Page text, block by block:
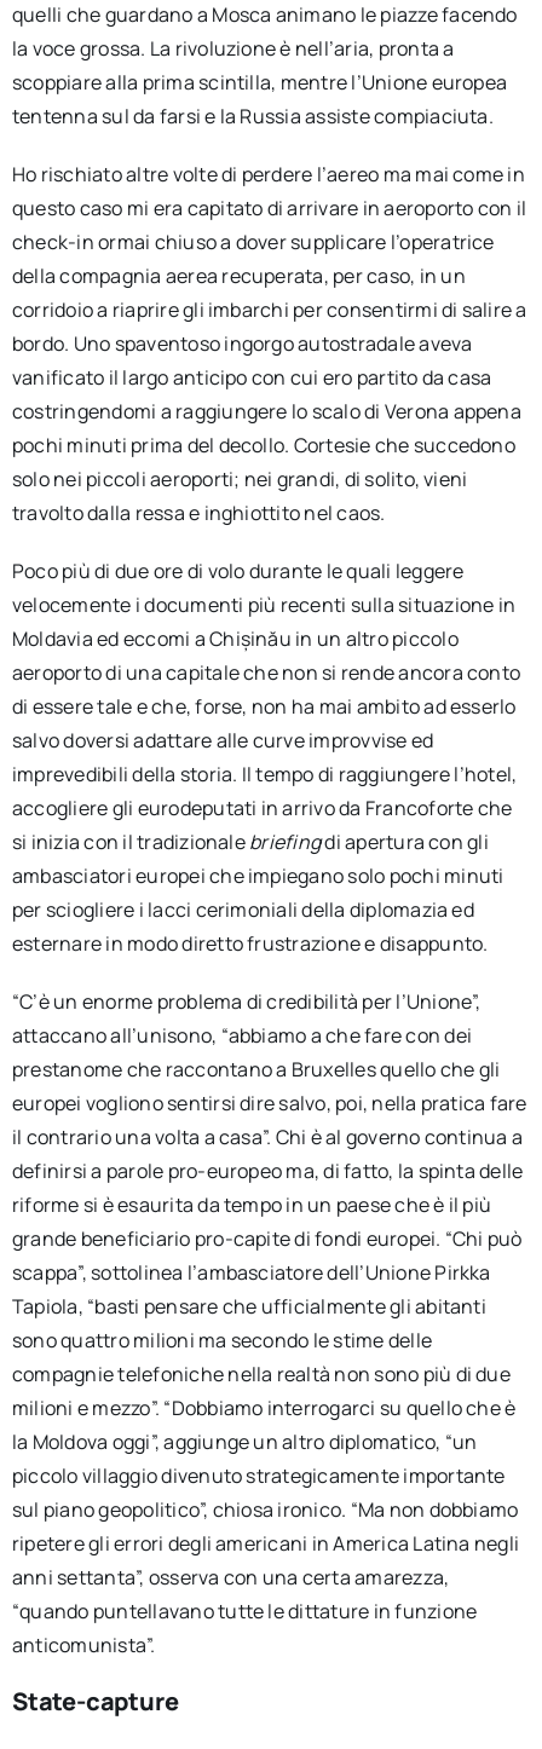
quelli che guardano a Mosca animano le piazze facendo
la voce grossa. La rivoluzione è nell’aria, pronta a
scoppiare alla prima scintilla, mentre l’Unione europea
tentenna sul da farsi e la Russia assiste compiaciuta.
Ho rischiato altre volte di perdere l’aereo ma mai come in
questo caso mi era capitato di arrivare in aeroporto con il
check-in ormai chiuso a dover supplicare l’operatrice
della compagnia aerea recuperata, per caso, in un
corridoio a riaprire gli imbarchi per consentirmi di salire a
bordo. Uno spaventoso ingorgo autostradale aveva
vanificato il largo anticipo con cui ero partito da casa
costringendomi a raggiungere lo scalo di Verona appena
pochi minuti prima del decollo. Cortesie che succedono
solo nei piccoli aeroporti; nei grandi, di solito, vieni
travolto dalla ressa e inghiottito nel caos.
Poco più di due ore di volo durante le quali leggere
velocemente i documenti più recenti sulla situazione in
Moldavia ed eccomi a Chișinău in un altro piccolo
aeroporto di una capitale che non si rende ancora conto
di essere tale e che, forse, non ha mai ambito ad esserlo
salvo doversi adattare alle curve improvvise ed
imprevedibili della storia. Il tempo di raggiungere l’hotel,
accogliere gli eurodeputati in arrivo da Francoforte che
si inizia con il tradizionalebriefingdi apertura con gli
ambasciatori europei che impiegano solo pochi minuti
per sciogliere i lacci cerimoniali della diplomazia ed
esternare in modo diretto frustrazione e disappunto.
“C’è un enorme problema di credibilità per l’Unione”,
attaccano all’unisono, “abbiamo a che fare con dei
prestanome che raccontano a Bruxelles quello che gli
europei vogliono sentirsi dire salvo, poi, nella pratica fare
il contrario una volta a casa”. Chi è al governo continua a
definirsi a parole pro-europeo ma, di fatto, la spinta delle
riforme si è esaurita da tempo in un paese che è il più
grande beneficiario pro-capite di fondi europei. “Chi può
scappa”, sottolinea l’ambasciatore dell’Unione Pirkka
Tapiola, “basti pensare che ufficialmente gli abitanti
sono quattro milioni ma secondo le stime delle
compagnie telefoniche nella realtà non sono più di due
milioni e mezzo”. “Dobbiamo interrogarci su quello che è
la Moldova oggi”, aggiunge un altro diplomatico, “un
piccolo villaggio divenuto strategicamente importante
sul piano geopolitico”, chiosa ironico. “Ma non dobbiamo
ripetere gli errori degli americani in America Latina negli
anni settanta”, osserva con una certa amarezza,
“quando puntellavano tutte le dittature in funzione
anticomunista”.
State-capture